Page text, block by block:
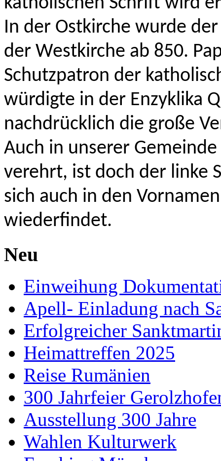
In der Ostkirche wurde
der Westkirche ab 850.
Schutzpatron der
würdigte in der Enzyklika
nachdrücklich die große
Auch in unserer
verehrt, ist doch der linke
sich auch in den
wiederfindet.
Neu
Einweihung
Apell- Einladung nach
Erfolgreicher
Heimattreffen 2025
Reise Rumänien
300 Jahrfeier
Ausstellung 300 Jahre
Wahlen Kulturwerk